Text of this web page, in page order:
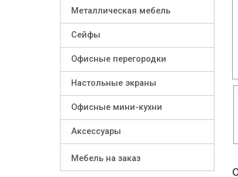
Металлическая мебель
Сейфы
Офисные перегородки
Настольные экраны
Офисные мини-кухни
Аксессуары
Мебель на заказ